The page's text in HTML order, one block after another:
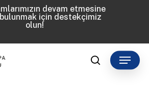
devam etmesine
için destekçimiz
olun!
search
Menu